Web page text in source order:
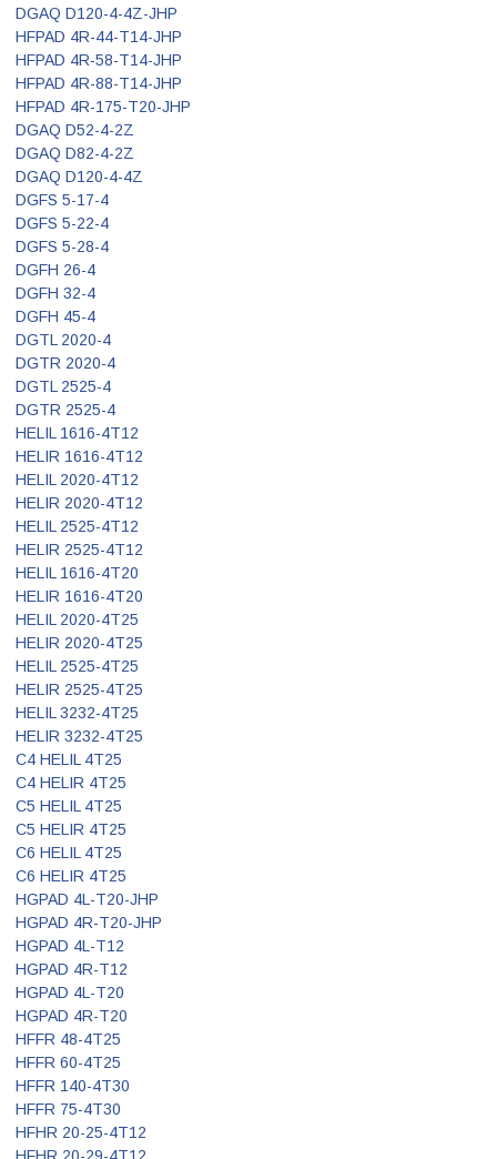
DGAQ D120-4-4Z-JHP
HFPAD 4R-44-T14-JHP
HFPAD 4R-58-T14-JHP
HFPAD 4R-88-T14-JHP
HFPAD 4R-175-T20-JHP
DGAQ D52-4-2Z
DGAQ D82-4-2Z
DGAQ D120-4-4Z
DGFS 5-17-4
DGFS 5-22-4
DGFS 5-28-4
DGFH 26-4
DGFH 32-4
DGFH 45-4
DGTL 2020-4
DGTR 2020-4
DGTL 2525-4
DGTR 2525-4
HELIL 1616-4T12
HELIR 1616-4T12
HELIL 2020-4T12
HELIR 2020-4T12
HELIL 2525-4T12
HELIR 2525-4T12
HELIL 1616-4T20
HELIR 1616-4T20
HELIL 2020-4T25
HELIR 2020-4T25
HELIL 2525-4T25
HELIR 2525-4T25
HELIL 3232-4T25
HELIR 3232-4T25
C4 HELIL 4T25
C4 HELIR 4T25
C5 HELIL 4T25
C5 HELIR 4T25
C6 HELIL 4T25
C6 HELIR 4T25
HGPAD 4L-T20-JHP
HGPAD 4R-T20-JHP
HGPAD 4L-T12
HGPAD 4R-T12
HGPAD 4L-T20
HGPAD 4R-T20
HFFR 48-4T25
HFFR 60-4T25
HFFR 140-4T30
HFFR 75-4T30
HFHR 20-25-4T12
HFHR 20-29-4T12